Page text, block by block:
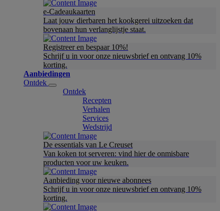
e-Cadeaukaarten
Laat jouw dierbaren het kookgerei uitzoeken dat
bovenaan hun verlanglijstje staat.
Registreer en bespaar 10%!
Schrijf u in voor onze nieuwsbrief en ontvang 10%
korting.
Aanbiedingen
Ontdek
Ontdek
Recepten
Verhalen
Services
Wedstrijd
De essentials van Le Creuset
Van koken tot serveren: vind hier de onmisbare
producten voor uw keuken.
Aanbieding voor nieuwe abonnees
Schrijf u in voor onze nieuwsbrief en ontvang 10%
korting.